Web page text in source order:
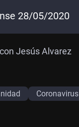
28/05/2020
Jesús Alvarez
Coronavirus